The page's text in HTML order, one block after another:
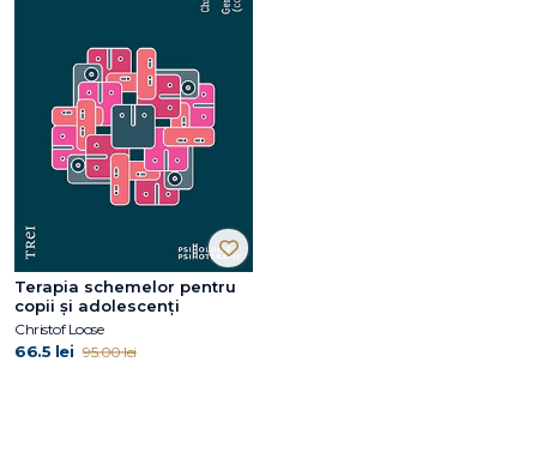
Terapia schemelor pentru
copii și adolescenți
Christof Loose
66.5 lei 95.00 lei